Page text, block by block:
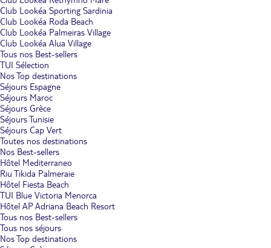
Club Lookéa Sporting Sardinia
Club Lookéa Roda Beach
Club Lookéa Palmeiras Village
Club Lookéa Alua Village
Tous nos Best-sellers
TUI Sélection
Nos Top destinations
Séjours Espagne
Séjours Maroc
Séjours Grèce
Séjours Tunisie
Séjours Cap Vert
Toutes nos destinations
Nos Best-sellers
Hôtel Mediterraneo
Riu Tikida Palmeraie
Hôtel Fiesta Beach
TUI Blue Victoria Menorca
Hôtel AP Adriana Beach Resort
Tous nos Best-sellers
Tous nos séjours
Nos Top destinations